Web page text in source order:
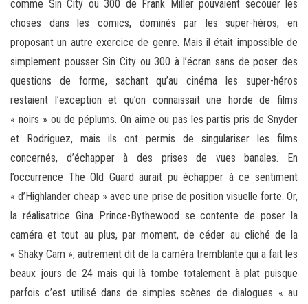
comme Sin City ou 300 de Frank Miller pouvaient secouer les
choses dans les comics, dominés par les super-héros, en
proposant un autre exercice de genre. Mais il était impossible de
simplement pousser Sin City ou 300 à l’écran sans de poser des
questions de forme, sachant qu’au cinéma les super-héros
restaient l’exception et qu’on connaissait une horde de films
« noirs » ou de péplums. On aime ou pas les partis pris de Snyder
et Rodriguez, mais ils ont permis de singulariser les films
concernés, d’échapper à des prises de vues banales. En
l’occurrence The Old Guard aurait pu échapper à ce sentiment
« d’Highlander cheap » avec une prise de position visuelle forte. Or,
la réalisatrice Gina Prince-Bythewood se contente de poser la
caméra et tout au plus, par moment, de céder au cliché de la
« Shaky Cam », autrement dit de la caméra tremblante qui a fait les
beaux jours de 24 mais qui là tombe totalement à plat puisque
parfois c’est utilisé dans de simples scènes de dialogues « au